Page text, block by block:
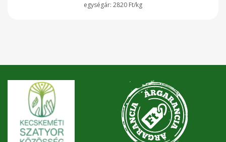
2820 Ft/kg